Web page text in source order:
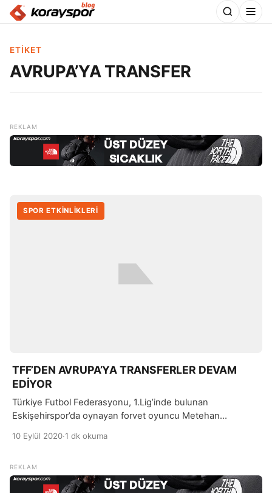
ETIKET
AVRUPA’YA TRANSFER
SPOR ETKİNLİKLERİ
TFF’DEN AVRUPA’YA TRANSFERLER DEVAM
EDİYOR
Türkiye Futbol Federasyonu, 1.Lig’inde bulunan
Eskişehirspor’da oynayan forvet oyuncu Metehan
arasında yer alan LASK Linz’a transfer edildiği belirtildi.
10 Eylül 2020·1 dk okuma